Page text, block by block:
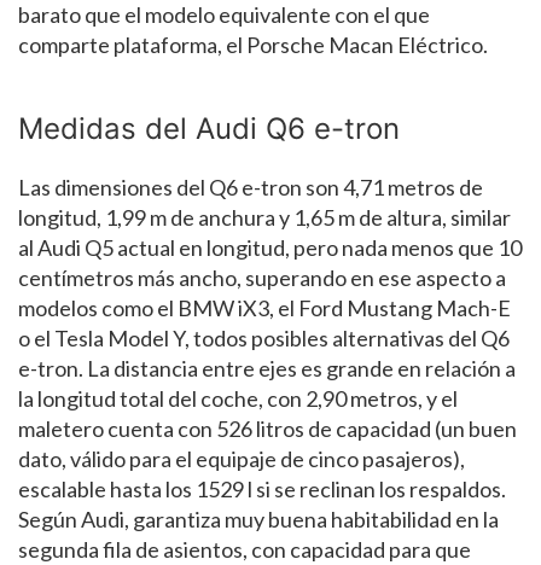
barato que el modelo equivalente con el que
comparte plataforma, el Porsche Macan Eléctrico.
Medidas del Audi Q6 e-tron
Las dimensiones del Q6 e-tron son 4,71 metros de
longitud, 1,99 m de anchura y 1,65 m de altura, similar
al Audi Q5 actual en longitud, pero nada menos que 10
centímetros más ancho, superando en ese aspecto a
modelos como el BMW iX3, el Ford Mustang Mach-E
o el Tesla Model Y, todos posibles alternativas del Q6
e-tron. La distancia entre ejes es grande en relación a
la longitud total del coche, con 2,90 metros, y el
maletero cuenta con 526 litros de capacidad (un buen
dato, válido para el equipaje de cinco pasajeros),
escalable hasta los 1529 l si se reclinan los respaldos.
Según Audi, garantiza muy buena habitabilidad en la
segunda fila de asientos, con capacidad para que